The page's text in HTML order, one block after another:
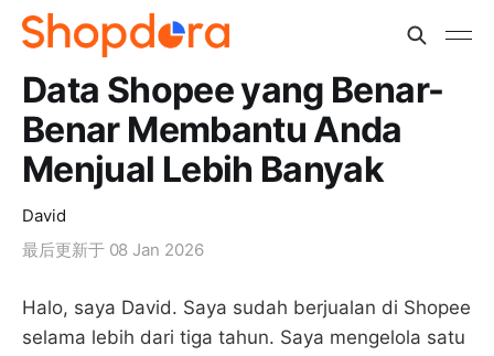
Data Shopee yang Benar-
Benar Membantu Anda
Menjual Lebih Banyak
David
最后更新于 08 Jan 2026
Halo, saya David. Saya sudah berjualan di Shopee
selama lebih dari tiga tahun. Saya mengelola satu